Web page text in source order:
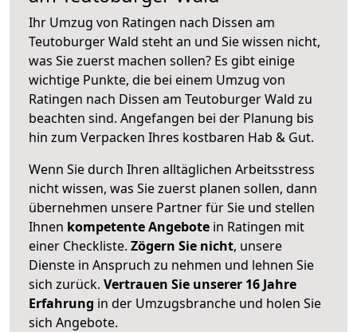
Ihr Umzug von Ratingen nach Dissen am
Teutoburger Wald steht an und Sie wissen nicht,
was Sie zuerst machen sollen? Es gibt einige
wichtige Punkte, die bei einem Umzug von
Ratingen nach Dissen am Teutoburger Wald zu
beachten sind. Angefangen bei der Planung bis
hin zum Verpacken Ihres kostbaren Hab & Gut.
Wenn Sie durch Ihren alltäglichen Arbeitsstress
nicht wissen, was Sie zuerst planen sollen, dann
übernehmen unsere Partner für Sie und stellen
Ihnen kompetente Angebote in Ratingen mit
einer Checkliste. Zögern Sie nicht, unsere
Dienste in Anspruch zu nehmen und lehnen Sie
sich zurück. Vertrauen Sie unserer 16 Jahre
Erfahrung in der Umzugsbranche und holen Sie
sich Angebote.